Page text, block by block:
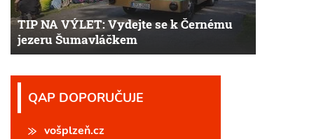
TIP NA VÝLET: Vydejte se k Černému
jezeru Šumavláčkem
QAP DOPORUČUJE
vošplzeň.cz